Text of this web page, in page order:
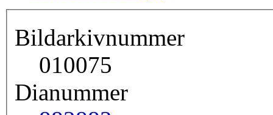
Bildarkivnummer
010075
Dianummer